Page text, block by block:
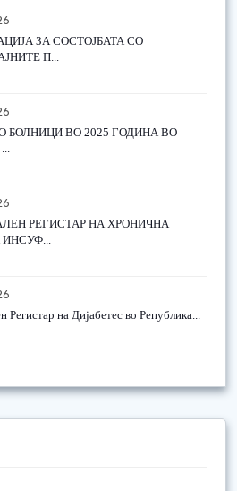
ЗА СОСТОЈБАТА СО
П...
БОЛНИЦИ ВО 2025 ГОДИНА ВО
РЕГИСТАР НА ХРОНИЧНА
Регистар на Дијабетес во Република...